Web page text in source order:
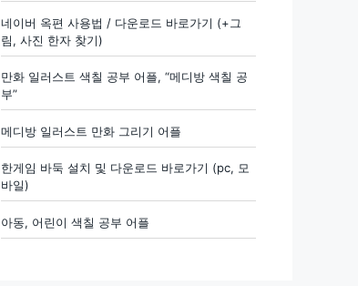
네이버 옥편 사용법 / 다운로드 바로가기 (+그
림, 사진 한자 찾기)
만화 일러스트 색칠 공부 어플, “메디방 색칠 공
부”
메디방 일러스트 만화 그리기 어플
한게임 바둑 설치 및 다운로드 바로가기 (pc, 모
바일)
아동, 어린이 색칠 공부 어플